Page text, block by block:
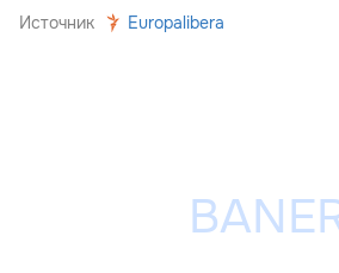
Источник Europalibera